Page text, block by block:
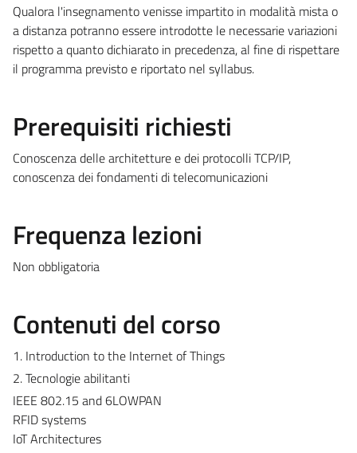
Qualora l'insegnamento venisse impartito in modalità mista o
a distanza potranno essere introdotte le necessarie variazioni
rispetto a quanto dichiarato in precedenza, al fine di rispettare
il programma previsto e riportato nel syllabus.
Prerequisiti richiesti
Conoscenza delle architetture e dei protocolli TCP/IP,
conoscenza dei fondamenti di telecomunicazioni
Frequenza lezioni
Non obbligatoria
Contenuti del corso
1. Introduction to the Internet of Things
2. Tecnologie abilitanti
IEEE 802.15 and 6LOWPAN
RFID systems
IoT Architectures